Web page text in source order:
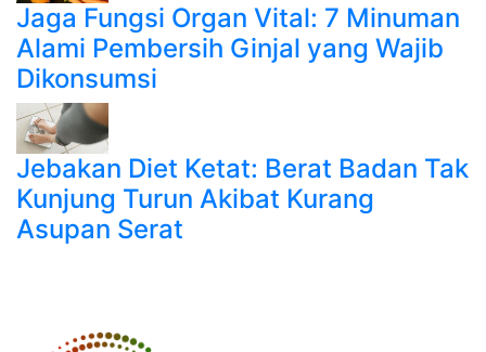
Jaga Fungsi Organ Vital: 7 Minuman
Alami Pembersih Ginjal yang Wajib
Dikonsumsi
Jebakan Diet Ketat: Berat Badan Tak
Kunjung Turun Akibat Kurang
Asupan Serat